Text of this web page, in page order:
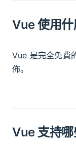
Vue 使用什
Vue 是完全免費
佈。
Vue 支持哪